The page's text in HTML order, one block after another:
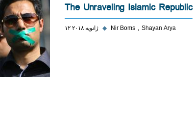
The Unraveling Islamic Republic
۱۲ ژانویه ۲۰۱۸ ◆ Nir Boms Shayan Arya